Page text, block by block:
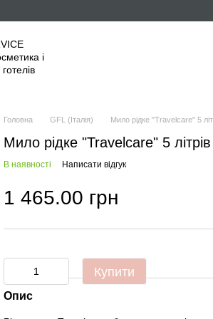
Головна GFL (Італія) Мило рідке "Travelcare" 5
Мило рідке "Travelcare" 5 літрів
В наявності Написати відгук
1 465.00 грн
Купити
Опис